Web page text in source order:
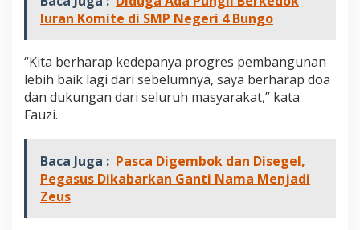
k
K
i
n
e
Iuran Komite di SMP Negeri 4 Bungo
“Kita berharap kedepanya progres pembangunan
lebih baik lagi dari sebelumnya, saya berharap doa
dan dukungan dari seluruh masyarakat,” kata
Fauzi.
Baca Juga : Pasca Digembok dan Disegel,
Pegasus Dikabarkan Ganti Nama Menjadi
Zeus